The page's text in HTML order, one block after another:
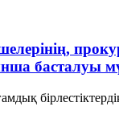
басталуы